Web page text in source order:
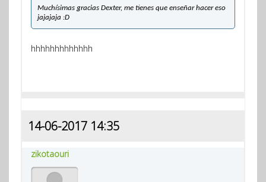
Muchísimas gracias Dexter, me tienes que enseñar hacer eso
jajajaja :D
hhhhhhhhhhhhh
14-06-2017 14:35
zikotaouri